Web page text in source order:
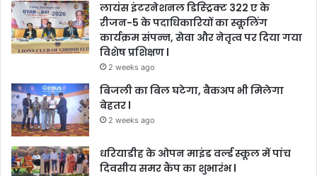
लायंस इंटरनेशनल डिस्ट्रिक्ट 322 ए के
रीजन-5 के पदाधिकारियों का स्कूलिंग
कार्यक्रम संपन्न, सेवा और नेतृत्व पर दिया गया
विशेष प्रशिक्षण l
2 weeks ago
बिजली का बिल घटेगा, बैकअप भी मिलेगा
बेहतर l
2 weeks ago
धरियाडीह के ओपन माइंड वर्ल्ड स्कूल में पांच
दिवसीय समर कैंप का शुभारंभ l